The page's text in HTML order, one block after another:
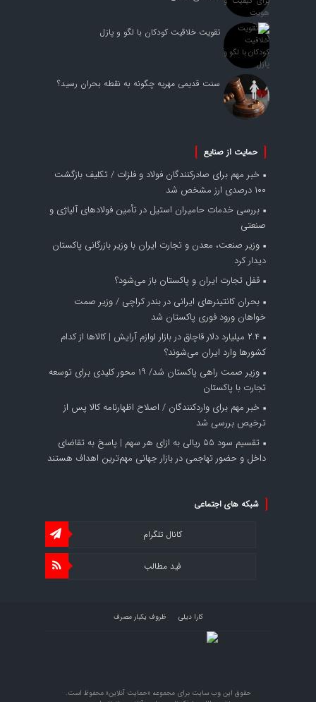
تقویت خلاقیت کودکان با لگو و پازل
سنت قدیمی مهریه چگونه به نقطه بحران رسید؟
حمایت از صنایع
خبر مهم برای صادرکنندگان فولاد و فلزات / تکلیف بازگشت
۱۰۰ درصدی ارز مشخص شد
بررسی خدمات حامیران استیل در تأمین فولادهای آلیاژی و
صنعتی
وزیر صنعت، معدن و تجارت ایران با وزیر بازرگانی پاکستان
دیدار کرد
قفل تجارت ایران و پاکستان باز می‌شود؟
بحران کانتینر‌های ایرانی در بندر کراچی / وزیر صمت
خواهان ورود فوری پاکستان شد
۲.۴ میلیارد دلار قاچاق در بازار لوازم آرایش | کالاها از کدام
کشورها وارد ایران می‌شوند؟
وزیر صمت راهی پاکستان شد/ ۱۹ محور کلیدی برای توسعه
تجارت با پاکستان
خبر مهم برای واردکنندگان / اصلاح اظهارنامه کالا پس از
ترخیص بررسی شد
تقسیم سود ۵۵ ریالی به ازای هر سهم | پاسخ به تقاضای
داخل و حضور تهاجمی در بازار جهانی مهم‌ترین اهداف هستند
شبکه های اجتماعی
کانال تلگرام
فید مطالب
کارا دیلی ظروف یکبار مصرف
حقوق این وب سایت برای مجموعه «حمایت‌ آنلاین» محفوظ است.